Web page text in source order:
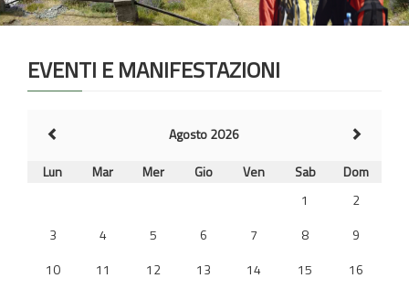
EVENTI E MANIFESTAZIONI
Agosto 2026
Lun
Mar Mer Gio Ven Sab
Dom
1
2
3
4 5 6 7 8
9
10
11 12 13 14 15
16